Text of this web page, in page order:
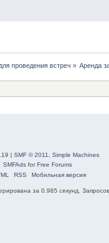
проведения встреч » Аренда
| SMF © 2011
Simple Machines
SMFAdsforFree Forums
RSS Мобильная версия
за 0.985 секунд.